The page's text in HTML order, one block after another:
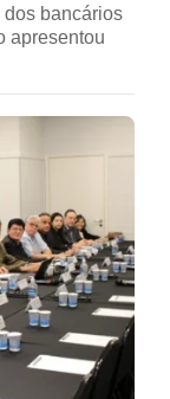
bancários
apresentou